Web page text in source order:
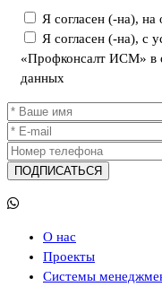
Я согласен (-на),
Я согласен (-на), с
«Профконсалт ИСМ» в
данных
О нас
Проекты
Системы